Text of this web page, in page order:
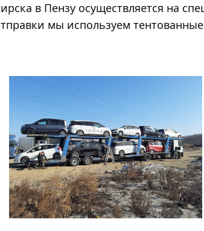
в Пензу осуществляется на
мы используем